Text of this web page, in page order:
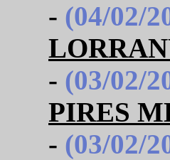
- (04/02/
- (03/02/
PIRES
- (03/02/